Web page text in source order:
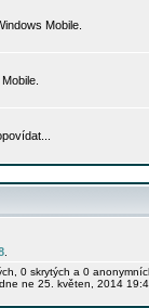
Mobile.
0 skrytých a 0
ne 25. květen, 2014